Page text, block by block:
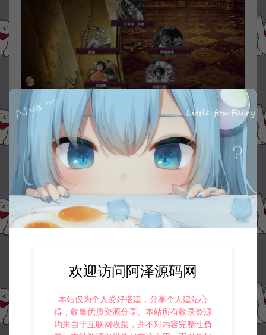
欢迎访问阿泽源码网
本站仅为个人爱好搭建，分享个人建站心
得，收集优质资源分享。本站所有收录资源
均来自于互联网收集，并不对内容完整性负